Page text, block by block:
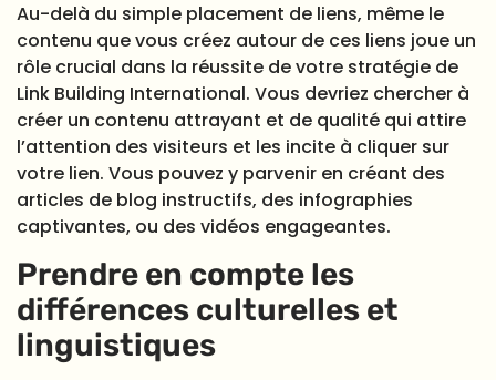
Au-delà du simple placement de liens, même le
contenu que vous créez autour de ces liens joue un
rôle crucial dans la réussite de votre stratégie de
Link Building International. Vous devriez chercher à
créer un contenu attrayant et de qualité qui attire
l’attention des visiteurs et les incite à cliquer sur
votre lien. Vous pouvez y parvenir en créant des
articles de blog instructifs, des infographies
captivantes, ou des vidéos engageantes.
Prendre en compte les
différences culturelles et
linguistiques